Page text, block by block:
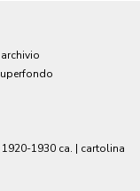
archivio
1920-1930 ca. | cartolina